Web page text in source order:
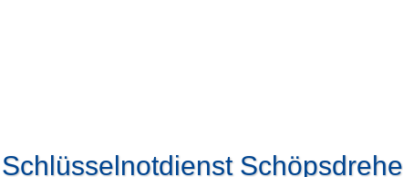
Schlüsselnotdienst Schöpsdrehe